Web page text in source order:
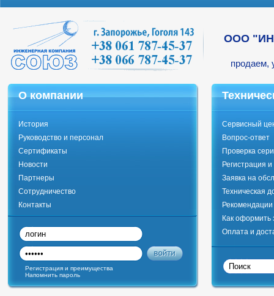
ООО
продаем,
О компании
История
Руководство и персонал
Сертификаты
Новости
Партнеры
Сотрудничество
Контакты
Сервисный
Вопрос-ответ
Проверка
Регистрация
Заявка на
Техническая
Как оформить
Оплата и
Регистрация и преимущества
Напомнить пароль